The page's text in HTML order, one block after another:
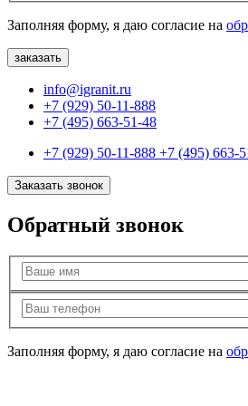
Заполняя форму, я даю согласие на
info@igranit.ru
+7 (929) 50-11-888
+7 (495) 663-51-48
+7 (929) 50-11-888 +7 (495) 663-
Заказать звонок
Обратный звонок
Заполняя форму, я даю согласие на